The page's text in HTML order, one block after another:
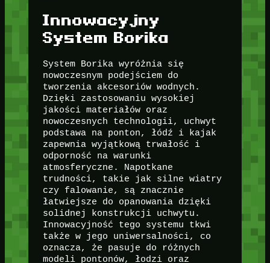
Innowacyjny
System Borika
System Borika wyróżnia się
nowoczesnym podejściem do
tworzenia akcesoriów wodnych.
Dzięki zastosowaniu wysokiej
jakości materiałów oraz
nowoczesnych technologii, uchwyt
podstawa na ponton, łódź i kajak
zapewnia wyjątkową trwałość i
odporność na warunki
atmosferyczne. Napotkane
trudności, takie jak silne wiatry
czy falowanie, są znacznie
łatwiejsze do opanowania dzięki
solidnej konstrukcji uchwytu.
Innowacyjność tego systemu tkwi
także w jego uniwersalności, co
oznacza, że pasuje do różnych
modeli pontonów, łodzi oraz